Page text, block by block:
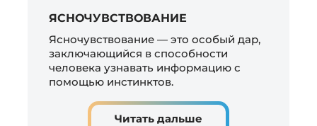
ЯСНОЧУВСТВОВАНИЕ
Ясночувствование — это особый дар,
заключающийся в способности
человека узнавать информацию с
помощью инстинктов.
Читать дальше